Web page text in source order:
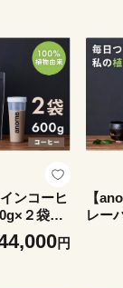
50-
ンコーヒ
２袋｜
ロテイン
ダイエッ円
【
レー
美容
パク